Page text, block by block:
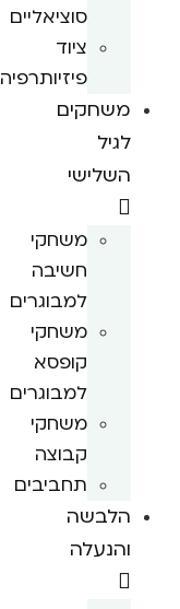
סוציאליים
ציוד
פיזיותרפיה
משחקים
לגיל
השלישי
משחקי
חשיבה
למבוגרים
משחקי
קופסא
למבוגרים
משחקי
קבוצה
תחביבים
הלבשה
והנעלה